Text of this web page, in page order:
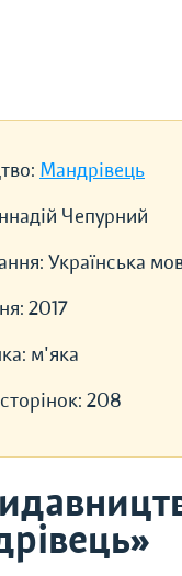
Мандрівець
Чепурний
Українська
2017
м'яка
208